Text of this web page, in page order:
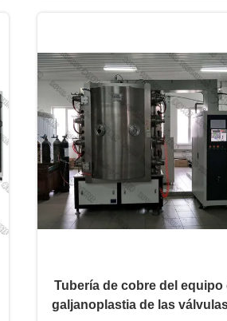
Tubería de cobre del equipo
galjanoplastia de las válvulas